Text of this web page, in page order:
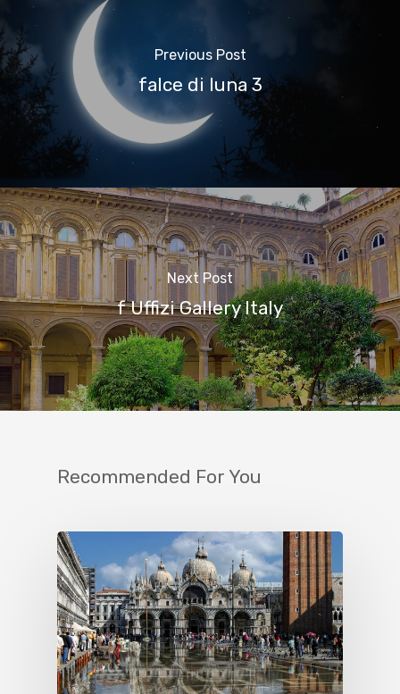
Previous Post
falce di luna 3
Next Post
f Uffizi Gallery Italy
Recommended For You